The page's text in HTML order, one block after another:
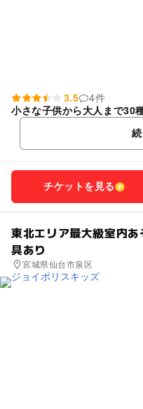
3.5
4件
小さな子供から大人まで30
チケットを見る
東北エリア最大級室内
具あり
宮城県仙台市泉区